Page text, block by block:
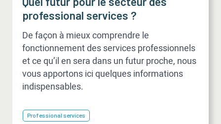
professional services ?
De façon à mieux comprendre le
fonctionnement des services professionnels
et ce qu’il en sera dans un futur proche, nous
vous apportons ici quelques informations
indispensables.
Professional services